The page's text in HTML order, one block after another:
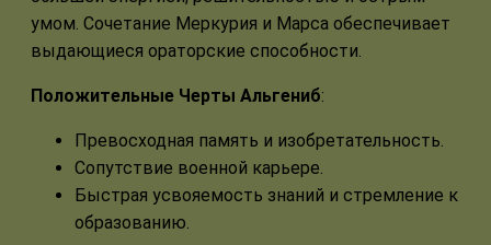
умом. Сочетание Меркурия и Марса обеспечивает
выдающиеся ораторские способности.
Положительные Черты Альгениб:
Превосходная память и изобретательность.
Сопутствие военной карьере.
Быстрая усвояемость знаний и стремление к
образованию.